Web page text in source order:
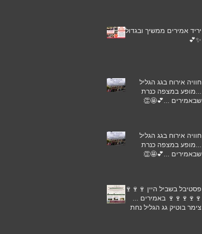
יריד אמירים ממשיך ובגדול
✨💕
חוויה אירוח בגג הגליל
...מופע במצפה כנרת
שבאמירים ...💕🤩👏
חוויה אירוח בגג הגליל
...מופע במצפה כנרת
שבאמירים ...💕🤩👏
פסטיבל בשביל היין 🍷🍷🍷
🍷🍷🍷🍷🍷 באמירים ...
צימר בוטיק גג הגליל נחת